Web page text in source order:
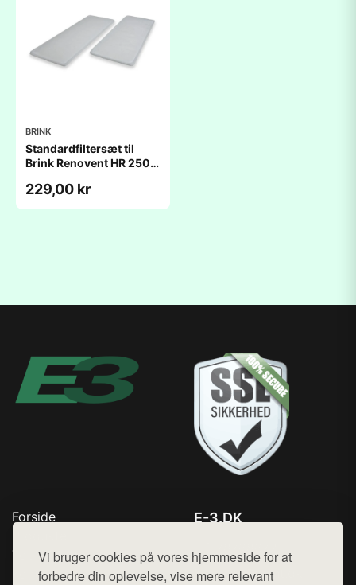
Vi bruger cookies på vores hjemmeside for at
forbedre din oplevelse, vise mere relevant
BRINK
Standardfiltersæt til
Brink Renovent HR 250 /
Med bypass
229,00 kr
Forside
Top Rabatter
Kontakt
E-3.DK
Mail: hej@want.dk